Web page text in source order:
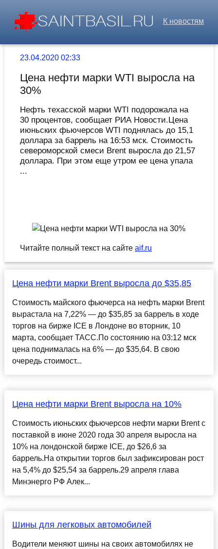
К новостям
23.04.2020 02:33
Цена нефти марки WTI выросла на
30%
Нефть техасской марки WTI подорожала на
30 процентов, сообщает РИА Новости.Цена
июньских фьючерсов WTI поднялась до 15,1
доллара за баррель на 16:53 мск. Стоимость
североморской смеси Brent выросла до 21,57
доллара. При этом еще утром ее цена упала
...
Читайте полный текст на сайте aif.ru
Цена нефти марки Brent выросла до $35,85
Стоимость майского фьючерса на нефть марки Brent
вырастала на 7,22% — до $35,85 за баррель в ходе
торгов на бирже ICE в Лондоне во вторник, 10
марта, сообщает ТАСС.По состоянию на 03:12 мск
цена поднималась на 6% — до $35,64. В свою
очередь стоимост...
Цена нефти марки Brent выросла на 10%
Стоимость июньских фьючерсов нефти марки Brent с
поставкой в июне 2020 года 30 апреля выросла на
10% на лондонской бирже ICE, до $26,6 за
баррель.На открытии торгов был зафиксирован рост
на 5,4% до $25,54 за баррель.29 апреля глава
Минэнерго РФ Алек...
Шины для легковых автомобилей
Водители меняют шины на своих автомобилях не